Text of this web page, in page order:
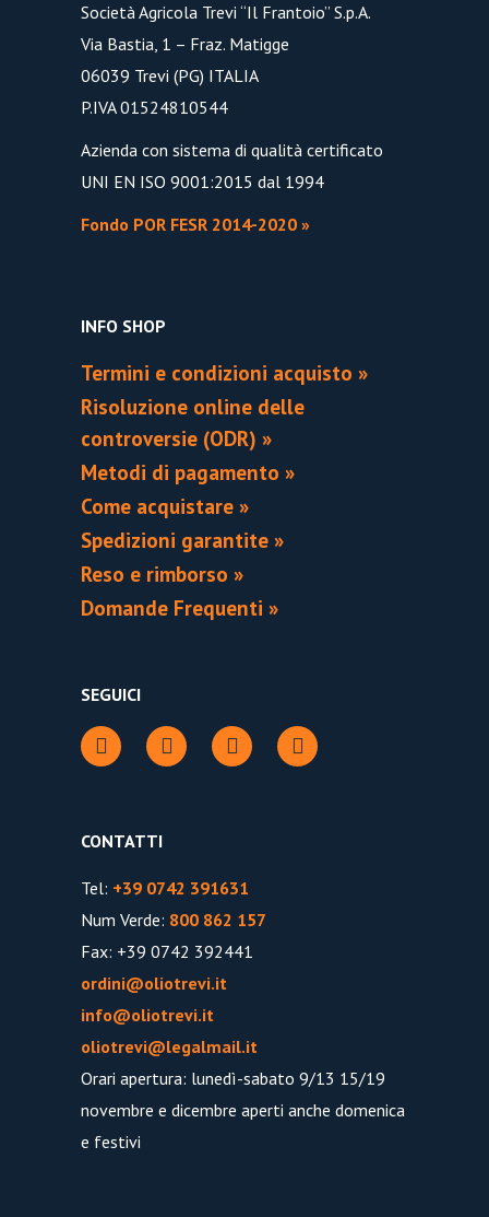
Società Agricola Trevi “Il Frantoio” S.p.A.
Via Bastia, 1 – Fraz. Matigge
06039 Trevi (PG) ITALIA
P.IVA 01524810544
Azienda con sistema di qualità certificato
UNI EN ISO 9001:2015 dal 1994
Fondo POR FESR 2014-2020 »
INFO SHOP
Termini e condizioni acquisto »
Risoluzione online delle
controversie (ODR) »
Metodi di pagamento »
Come acquistare »
Spedizioni garantite »
Reso e rimborso »
Domande Frequenti »
SEGUICI
CONTATTI
Tel: +39 0742 391631
Num Verde: 800 862 157
Fax: +39 0742 392441
ordini@oliotrevi.it
info@oliotrevi.it
oliotrevi@legalmail.it
Orari apertura: lunedì-sabato 9/13 15/19
novembre e dicembre aperti anche domenica
e festivi